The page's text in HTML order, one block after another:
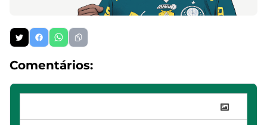
Comentários: